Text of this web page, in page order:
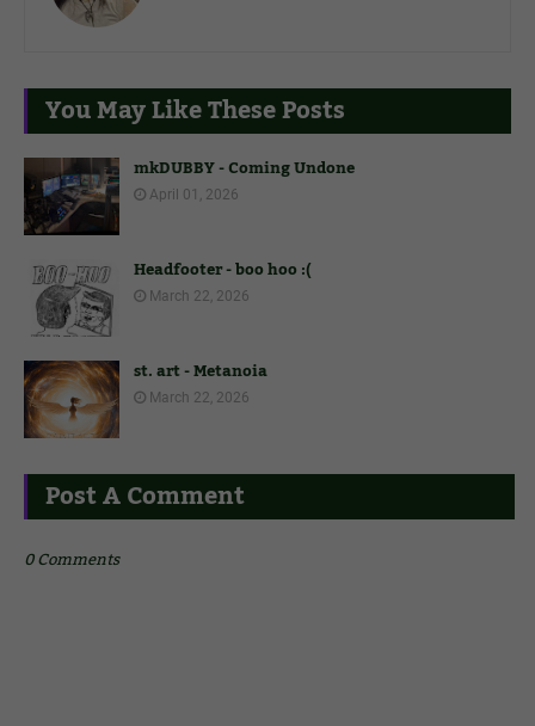
You May Like These Posts
mkDUBBY - Coming Undone
April 01, 2026
Headfooter - boo hoo :(
March 22, 2026
st. art - Metanoia
March 22, 2026
Post A Comment
0 Comments